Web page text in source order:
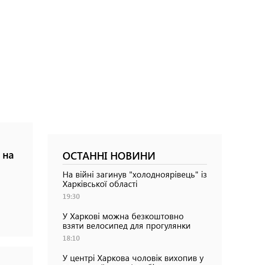
ОСТАННІ НОВИНИ
На війні загинув "холодноярівець" із
Харківської області
19:30
У Харкові можна безкоштовно
взяти велосипед для прогулянки
18:10
У центрі Харкова чоловік вихопив у